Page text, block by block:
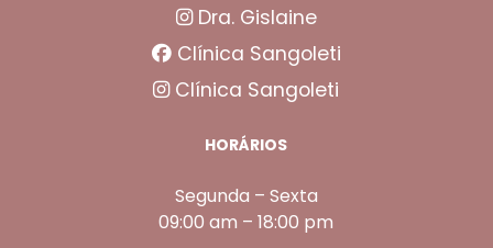
Dra. Gislaine
Clínica Sangoleti
Clínica Sangoleti
HORÁRIOS
Segunda – Sexta
09:00 am – 18:00 pm